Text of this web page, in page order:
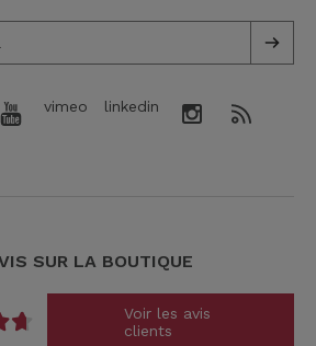
vimeo linkedin
SUR LA BOUTIQUE
Voir les avis
clients